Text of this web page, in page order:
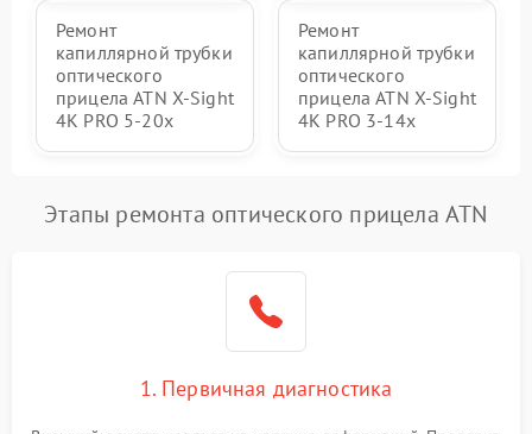
Ремонт
капиллярной трубки
оптического
прицела ATN X-Sight
4K PRO 5-20x
Ремонт
капиллярной трубки
оптического
прицела ATN X-Sight
4K PRO 3-14x
Этапы ремонта оптического прицела ATN
1. Первичная диагностика